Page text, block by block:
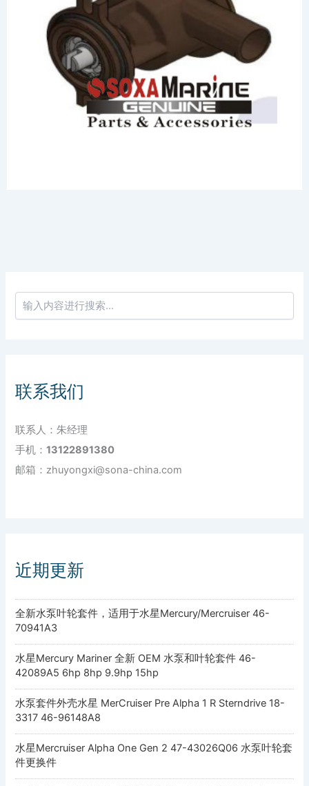
联系我们
联系人：朱经理
手机：13122891380
邮箱：zhuyongxi@sona-china.com
近期更新
全新水泵叶轮套件，适用于水星Mercury/Mercruiser 46-
70941A3
水星Mercury Mariner 全新 OEM 水泵和叶轮套件 46-
42089A5 6hp 8hp 9.9hp 15hp
水泵套件外壳水星 MerCruiser Pre Alpha 1 R Sterndrive 18-
3317 46-96148A8
水星Mercruiser Alpha One Gen 2 47-43026Q06 水泵叶轮套
件更换件